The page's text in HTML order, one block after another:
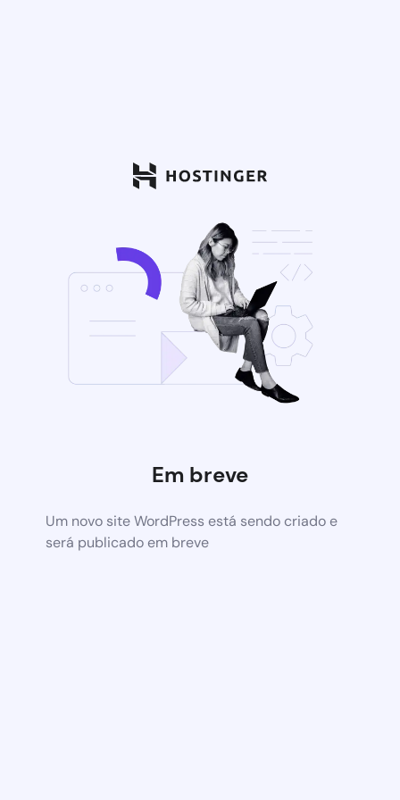
Em breve
Um novo site WordPress está sendo criado e
será publicado em breve